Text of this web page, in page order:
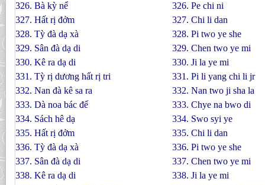
326. Bà kỳ nể
326. Pe chi ni
327. Hất rị đởm
327. Chi li dan
328. Tỳ đà dạ xà
328. Pi two ye she
329. Sân đà dạ di
329. Chen two ye mi
330. Kê ra dạ di
330. Ji la ye mi
331. Tỳ rị dương hất rị tri
331. Pi li yang chi li jr
332. Nan đà kê sa ra
332. Nan two ji sha la
333. Dà noa bác đế
333. Chye na bwo di
334. Sách hê dạ
334. Swo syi ye
335. Hất rị đởm
335. Chi li dan
336. Tỳ đà dạ xà
336. Pi two ye she
337. Sân đà dạ di
337. Chen two ye mi
338. Kê ra dạ di
338. Ji la ye mi